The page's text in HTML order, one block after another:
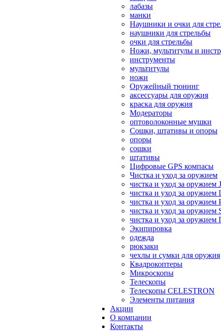
лабазы
манки
Наушники и очки для
наушники для стрельбы
очки для стрельбы
Ножи, мультитулы и
инструменты
мультитулы
ножи
Оружейный тюнинг
аксессуары для оружия
краска для оружия
Модераторы
оптоволоконные мушки
Сошки, штативы и опоры
опоры
сошки
штативы
Цифровые GPS компасы
Чистка и уход за оружием
чистка и уход за оружием
чистка и уход за оружием
чистка и уход за оружием
чистка и уход за оружием
чистка и уход за
Экипировка
одежда
рюкзаки
чехлы и сумки для оружия
Квадрокоптеры
Микроскопы
Телескопы
Телескопы CELESTRON
Элементы питания
Акции
О компании
Контакты